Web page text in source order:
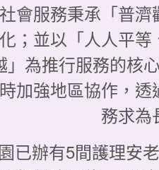
會服務秉承「普
；並以「人人平
」為推行服務的核
加強地區協作，
務求為
已辦有5間護理安